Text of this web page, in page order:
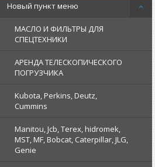
Новый пункт меню
МАСЛО И ФИЛЬТРЫ ДЛЯ
СПЕЦТЕХНИКИ
АРЕНДА ТЕЛЕСКОПИЧЕСКОГО
ПОГРУЗЧИКА
Kubota, Perkins, Deutz,
Cummins
Manitou, Jcb, Terex, hidromek,
MST, MF, Bobcat, Caterpillar, JLG,
Genie